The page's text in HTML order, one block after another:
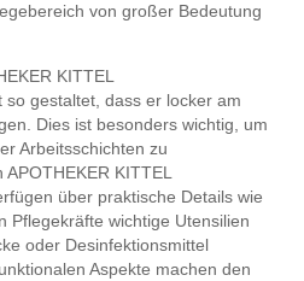
von großer Bedeutung
KITTEL
so gestaltet, dass er locker am
Dies ist besonders wichtig, um
Arbeitsschichten zu
KITTEL
über praktische Details wie
Pflegekräfte wichtige Utensilien
oder Desinfektionsmittel
Aspekte machen den